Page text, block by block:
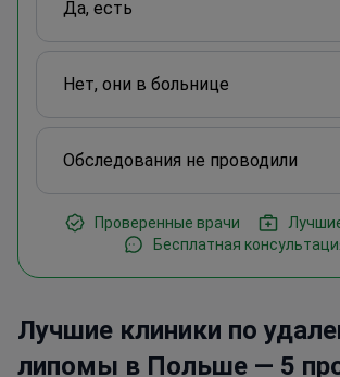
Да, есть
Нет, они в больнице
Обследования не проводили
Проверенные врачи
Бесплатная
Лучшие клиники по
липомы в Польше — 5